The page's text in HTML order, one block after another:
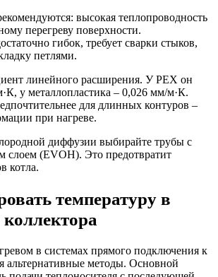
высокая теплопроводность
перегреву поверхности.
гибок, требует сварки стыков,
петлями.
линейного расширения. У PEX он
у металлопластика – 0,026 мм/м·К.
для длинных контуров –
при нагреве.
диффузии выбирайте трубы с
слоем (EVOH). Это предотвратит
котла.
температуру в
коллектора
в системах прямого подключения к
альтернативные методы. Основной